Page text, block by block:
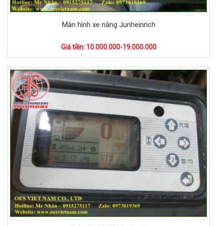
Màn hình xe nâng Junheinrich
Giá tiền: 10.000.000-19.000.000